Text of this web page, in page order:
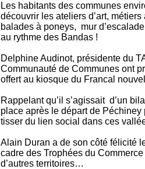
Les habitants des communes
découvrir les ateliers d’art,
balades à poneys, mur
au rythme des Bandas !
Delphine Audinot, présidente du
Communauté de Communes ont
offert au kiosque du Francal
Rappelant qu’il s’agissait d’un
place après le départ de
tisser du lien social dans ces
Alain Duran a de son côté félicité
cadre des Trophées du
d’autres territoires…